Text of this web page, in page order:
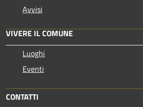
Avvisi
VIVERE IL COMUNE
Luoghi
Eventi
CONTATTI